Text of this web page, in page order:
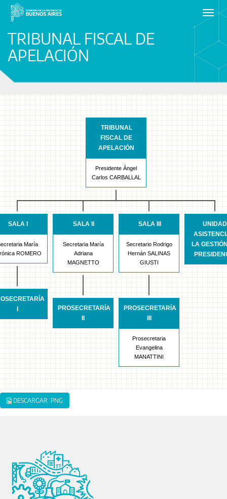
TRIBUNAL FISCAL DE
APELACIÓN
TRIBUNAL
FISCAL DE
APELACIÓN
Presidente Ángel
Carlos CARBALLAL
SALA I
María
ROMERO
SALA II
Secretaria María
Adriana
MAGNETTO
PROSECRETARÍA
SALA III
Secretario Rodrigo
Hernán SALINAS
GIUSTI
PROSECRETARÍA
Prosecretaria
Evangelina
MANATTINI
UNIDAD
LA
DESCARGAR .PNG